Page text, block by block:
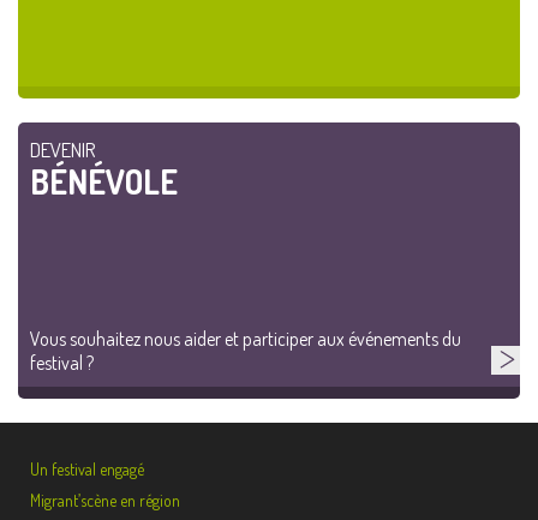
DEVENIR
BÉNÉVOLE
Vous souhaitez nous aider et participer aux événements du
festival ?
Un festival engagé
Migrant’scène en région